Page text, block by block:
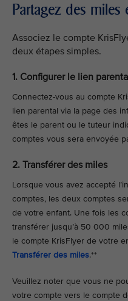
Partagez des miles
Associez le compte
deux étapes simples.
1. Configurer le lien
Connectez-vous au compte
lien parental via la page des
êtes le parent ou le tuteur
comptes vous sera envoyée
2. Transférer des miles
Lorsque vous avez accepté
comptes, les deux comptes
de votre enfant. Une fois les
transférer jusqu’à 50 000
le compte KrisFlyer de votre
Transférer des miles.**
Veuillez noter que vous ne
votre compte vers le compte